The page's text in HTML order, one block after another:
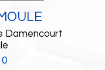
Damencourt